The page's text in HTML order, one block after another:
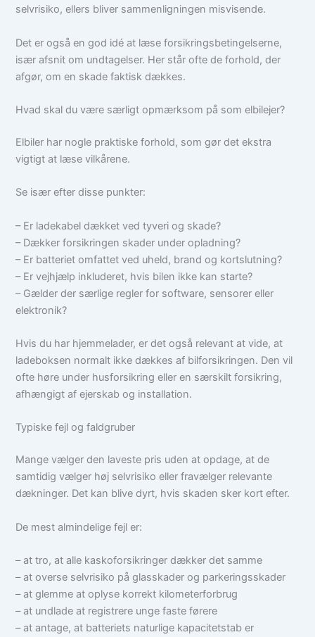
selvrisiko, ellers bliver sammenligningen misvisende.
Det er også en god idé at læse forsikringsbetingelserne,
især afsnit om undtagelser. Her står ofte de forhold, der
afgør, om en skade faktisk dækkes.
Hvad skal du være særligt opmærksom på som elbilejer?
Elbiler har nogle praktiske forhold, som gør det ekstra
vigtigt at læse vilkårene.
Se især efter disse punkter:
– Er ladekabel dækket ved tyveri og skade?
– Dækker forsikringen skader under opladning?
– Er batteriet omfattet ved uheld, brand og kortslutning?
– Er vejhjælp inkluderet, hvis bilen ikke kan starte?
– Gælder der særlige regler for software, sensorer eller
elektronik?
Hvis du har hjemmelader, er det også relevant at vide, at
ladeboksen normalt ikke dækkes af bilforsikringen. Den vil
ofte høre under husforsikring eller en særskilt forsikring,
afhængigt af ejerskab og installation.
Typiske fejl og faldgruber
Mange vælger den laveste pris uden at opdage, at de
samtidig vælger høj selvrisiko eller fravælger relevante
dækninger. Det kan blive dyrt, hvis skaden sker kort efter.
De mest almindelige fejl er:
– at tro, at alle kaskoforsikringer dækker det samme
– at overse selvrisiko på glasskader og parkeringsskader
– at glemme at oplyse korrekt kilometerforbrug
– at undlade at registrere unge faste førere
– at antage, at batteriets naturlige kapacitetstab er